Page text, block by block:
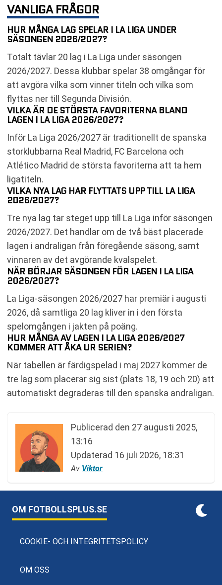
VANLIGA FRÅGOR
HUR MÅNGA LAG SPELAR I LA LIGA UNDER
SÄSONGEN 2026/2027?
Totalt tävlar 20 lag i La Liga under säsongen
2026/2027. Dessa klubbar spelar 38 omgångar för
att avgöra vilka som vinner titeln och vilka som
flyttas ner till Segunda División.
VILKA ÄR DE STÖRSTA FAVORITERNA BLAND
LAGEN I LA LIGA 2026/2027?
Inför La Liga 2026/2027 är traditionellt de spanska
storklubbarna Real Madrid, FC Barcelona och
Atlético Madrid de största favoriterna att ta hem
ligatiteln.
VILKA NYA LAG HAR FLYTTATS UPP TILL LA LIGA
2026/2027?
Tre nya lag tar steget upp till La Liga inför säsongen
2026/2027. Det handlar om de två bäst placerade
lagen i andraligan från föregående säsong, samt
vinnaren av det avgörande kvalspelet.
NÄR BÖRJAR SÄSONGEN FÖR LAGEN I LA LIGA
2026/2027?
La Liga-säsongen 2026/2027 har premiär i augusti
2026, då samtliga 20 lag kliver in i den första
spelomgången i jakten på poäng.
HUR MÅNGA AV LAGEN I LA LIGA 2026/2027
KOMMER ATT ÅKA UR SERIEN?
När tabellen är färdigspelad i maj 2027 kommer de
tre lag som placerar sig sist (plats 18, 19 och 20) att
automatiskt degraderas till den spanska andraligan.
Publicerad den 27 augusti 2025,
13:16
Updaterad 16 juli 2026, 18:31
Av Viktor
OM FOTBOLLSPLUS.SE
COOKIE- OCH INTEGRITETSPOLICY
OM OSS